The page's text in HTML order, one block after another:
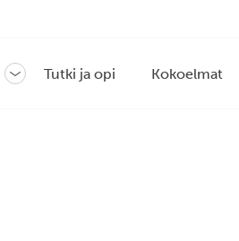
Avaa
Tutki ja opi Kokoelmat